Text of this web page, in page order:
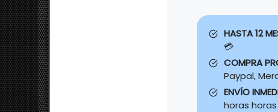
HASTA 12
💳
COMPRA
Paypal,
ENVÍO
horas